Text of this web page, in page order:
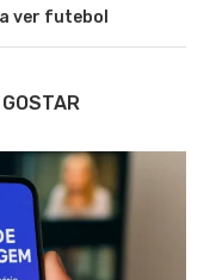
ver futebol